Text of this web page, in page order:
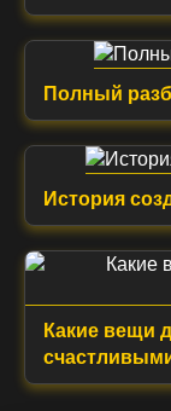
Полный
История
Какие вещи